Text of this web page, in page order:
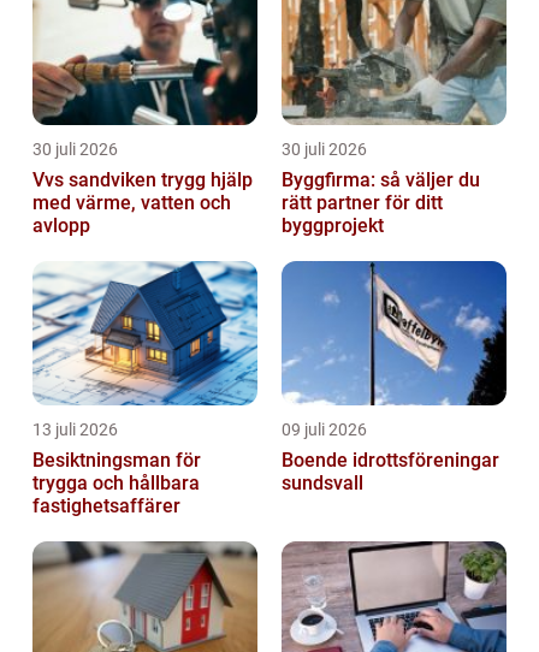
30 juli 2026
Vvs sandviken trygg hjälp
med värme, vatten och
avlopp
30 juli 2026
Byggfirma: så väljer du
rätt partner för ditt
byggprojekt
13 juli 2026
Besiktningsman för
trygga och hållbara
fastighetsaffärer
09 juli 2026
Boende idrottsföreningar
sundsvall